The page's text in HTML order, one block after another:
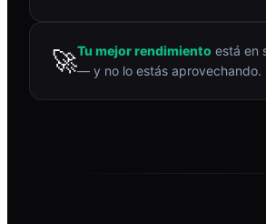
🚀Tu mejor rendimiento está en
— y no lo estás aprovechando.